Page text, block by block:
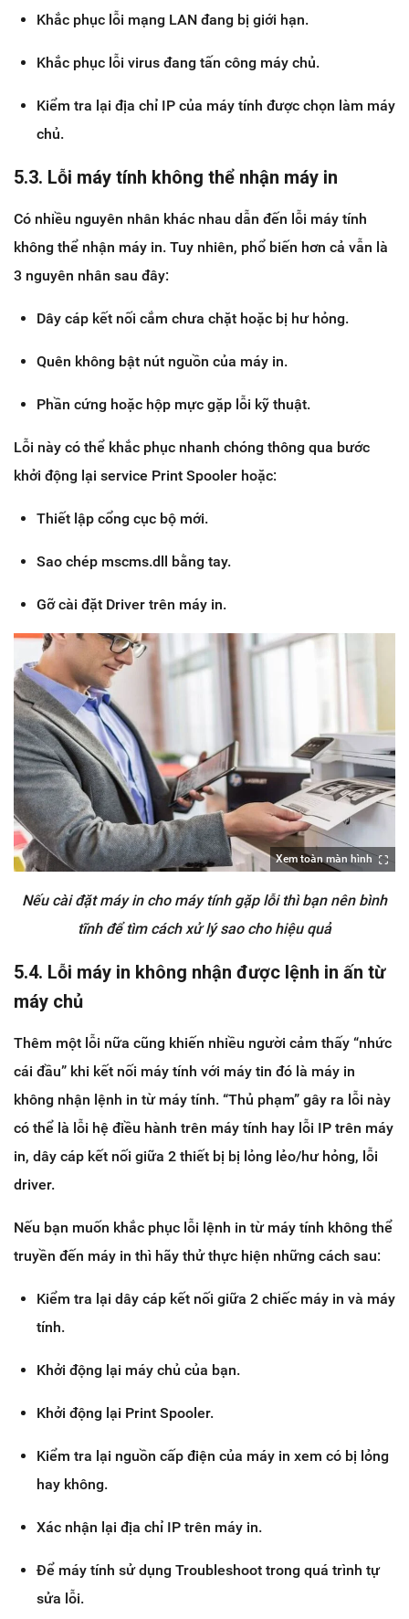
Khắc phục lỗi mạng LAN đang bị giới hạn.
Khắc phục lỗi virus đang tấn công máy chủ.
Kiểm tra lại địa chỉ IP của máy tính được chọn làm máy
chủ.
5.3. Lỗi máy tính không thể nhận máy in
Có nhiều nguyên nhân khác nhau dẫn đến lỗi máy tính
không thể nhận máy in. Tuy nhiên, phổ biến hơn cả vẫn là
3 nguyên nhân sau đây:
Dây cáp kết nối cắm chưa chặt hoặc bị hư hỏng.
Quên không bật nút nguồn của máy in.
Phần cứng hoặc hộp mực gặp lỗi kỹ thuật.
Lỗi này có thể khắc phục nhanh chóng thông qua bước
khởi động lại service Print Spooler hoặc:
Thiết lập cổng cục bộ mới.
Sao chép mscms.dll bằng tay.
Gỡ cài đặt Driver trên máy in.
Xem toàn màn hình
Nếu cài đặt máy in cho máy tính gặp lỗi thì bạn nên bình
tĩnh để tìm cách xử lý sao cho hiệu quả
5.4. Lỗi máy in không nhận được lệnh in ấn từ
máy chủ
Thêm một lỗi nữa cũng khiến nhiều người cảm thấy “nhức
cái đầu” khi kết nối máy tính với máy tin đó là máy in
không nhận lệnh in từ máy tính. “Thủ phạm” gây ra lỗi này
có thể là lỗi hệ điều hành trên máy tính hay lỗi IP trên máy
in, dây cáp kết nối giữa 2 thiết bị bị lỏng lẻo/hư hỏng, lỗi
driver.
Nếu bạn muốn khắc phục lỗi lệnh in từ máy tính không thể
truyền đến máy in thì hãy thử thực hiện những cách sau:
Kiểm tra lại dây cáp kết nối giữa 2 chiếc máy in và máy
tính.
Khởi động lại máy chủ của bạn.
Khởi động lại Print Spooler.
Kiểm tra lại nguồn cấp điện của máy in xem có bị lỏng
hay không.
Xác nhận lại địa chỉ IP trên máy in.
Để máy tính sử dụng Troubleshoot trong quá trình tự
sửa lỗi.